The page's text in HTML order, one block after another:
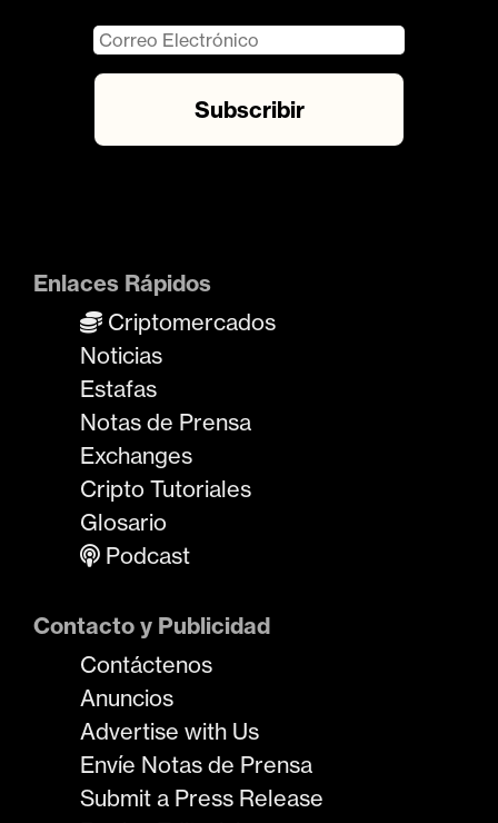
Enlaces Rápidos
Criptomercados
Noticias
Estafas
Notas de Prensa
Exchanges
Cripto Tutoriales
Glosario
Podcast
Contacto y Publicidad
Contáctenos
Anuncios
Advertise with Us
Envíe Notas de Prensa
Submit a Press Release